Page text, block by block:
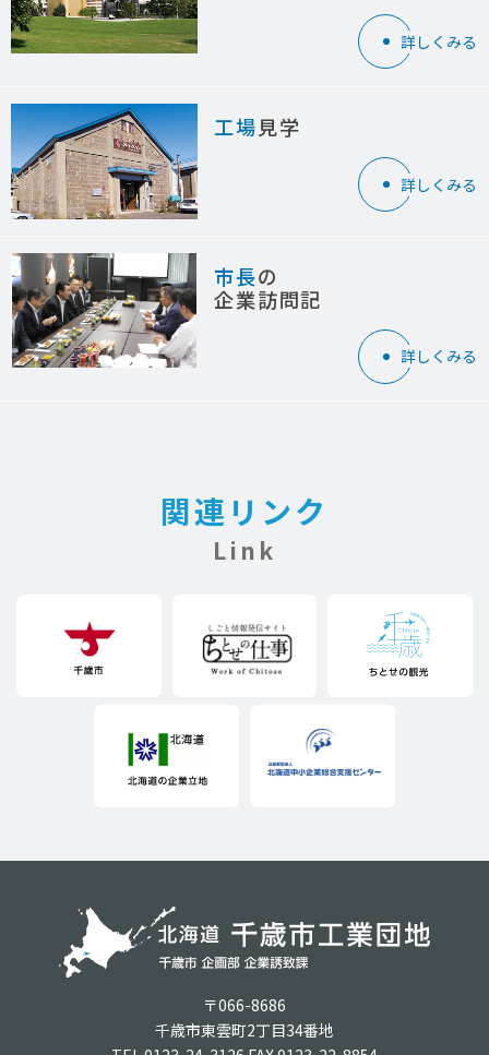
詳しくみる
工場見学
詳しくみる
市長の
企業訪問記
詳しくみる
関連リンク
Link
〒066-8686
千歳市東雲町2丁目34番地